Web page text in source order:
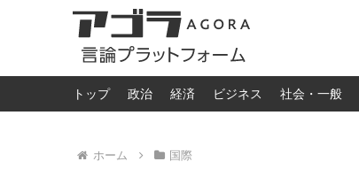
トップ 政治 経済 ビジネス 社会・一般
ホーム 国際